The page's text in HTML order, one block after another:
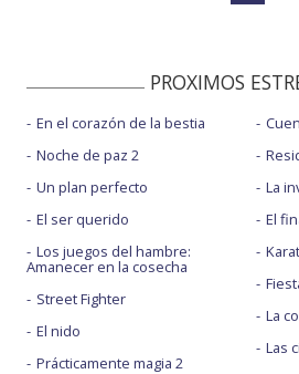
PROXIMOS
En el corazón de la bestia
Noche de paz 2
Un plan perfecto
El ser querido
Los juegos del hambre:
Amanecer en la cosecha
Street Fighter
El nido
Prácticamente magia 2
La
El
La
Las